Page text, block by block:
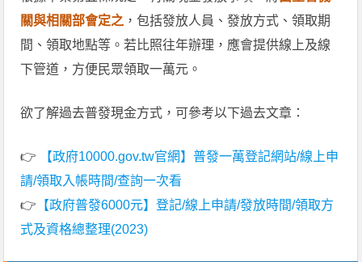
關與相關部會定之 ，包括發放人員、發放方式、領取期
間、領取地點等。若比照往年辦理，應會提供線上及線
下管道，方便民眾領取一萬元。
欲了解過去普發現金方式，可參考以下過去文章：
👉
【政府10000.gov.tw官網】普發一萬登記網站/線上申
請/領取入帳時間/查詢一次看
👉 【政府普發6000元】登記/線上申請/發放時間/領取方
式及資格總整理(2023)